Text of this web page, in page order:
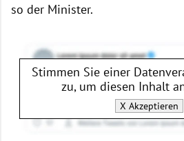
so der Minister.
Stimmen Sie einer
zu, um diesen Inhalt
X Akzeptieren